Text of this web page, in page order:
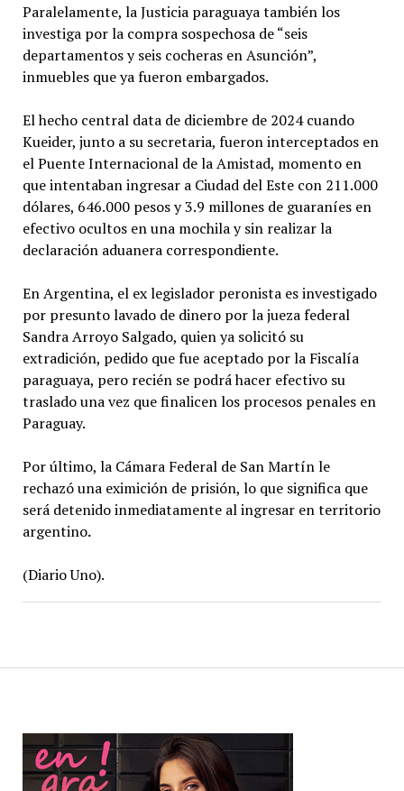
Paralelamente, la Justicia paraguaya también los
investiga por la compra sospechosa de “seis
departamentos y seis cocheras en Asunción”,
inmuebles que ya fueron embargados.
El hecho central data de diciembre de 2024 cuando
Kueider, junto a su secretaria, fueron interceptados en
el Puente Internacional de la Amistad, momento en
que intentaban ingresar a Ciudad del Este con 211.000
dólares, 646.000 pesos y 3.9 millones de guaraníes en
efectivo ocultos en una mochila y sin realizar la
declaración aduanera correspondiente.
En Argentina, el ex legislador peronista es investigado
por presunto lavado de dinero por la jueza federal
Sandra Arroyo Salgado, quien ya solicitó su
extradición, pedido que fue aceptado por la Fiscalía
paraguaya, pero recién se podrá hacer efectivo su
traslado una vez que finalicen los procesos penales en
Paraguay.
Por último, la Cámara Federal de San Martín le
rechazó una eximición de prisión, lo que significa que
será detenido inmediatamente al ingresar en territorio
argentino.
(Diario Uno).